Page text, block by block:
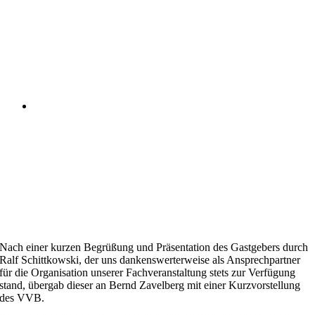
Nach einer kurzen Begrüßung und Präsentation des Gastgebers durch
Ralf Schittkowski, der uns dankenswerterweise als Ansprechpartner
für die Organisation unserer Fachveranstaltung stets zur Verfügung
stand, übergab dieser an Bernd Zavelberg mit einer Kurzvorstellung
des VVB.